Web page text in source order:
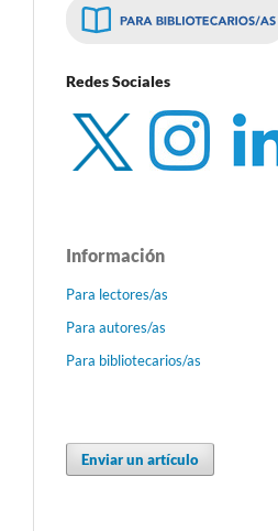
Redes Sociales
Información
Para lectores/as
Para autores/as
Para bibliotecarios/as
Enviar un artículo